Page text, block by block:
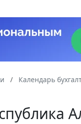
Календарь